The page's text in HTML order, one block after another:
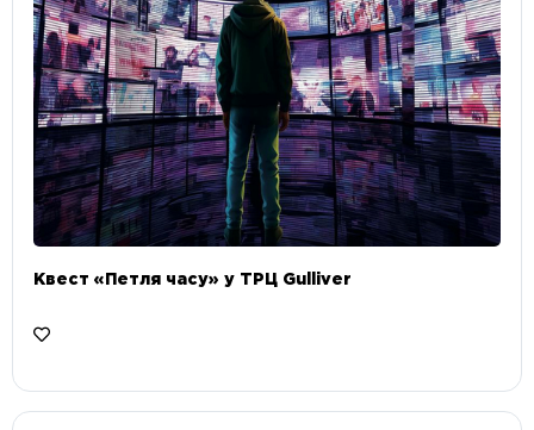
Квест «Петля часу» у ТРЦ Gulliver